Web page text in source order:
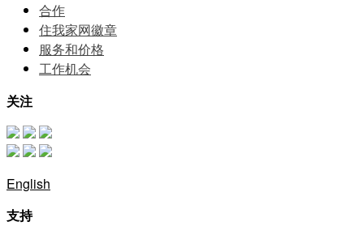
合作
住我家网徽章
服务和价格
⼯作机会
关注
English
支持